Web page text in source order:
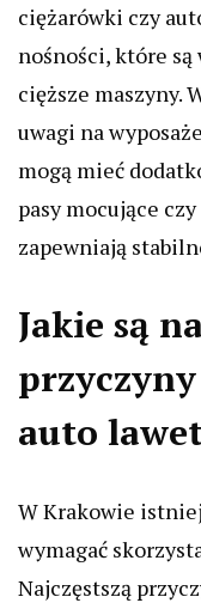
ciężarówki czy
nośności, które
cięższe maszyny.
uwagi na
mogą mieć
pasy mocujące
zapewniają
Jakie są
auto
W Krakowie
wymagać
Najczęstszą